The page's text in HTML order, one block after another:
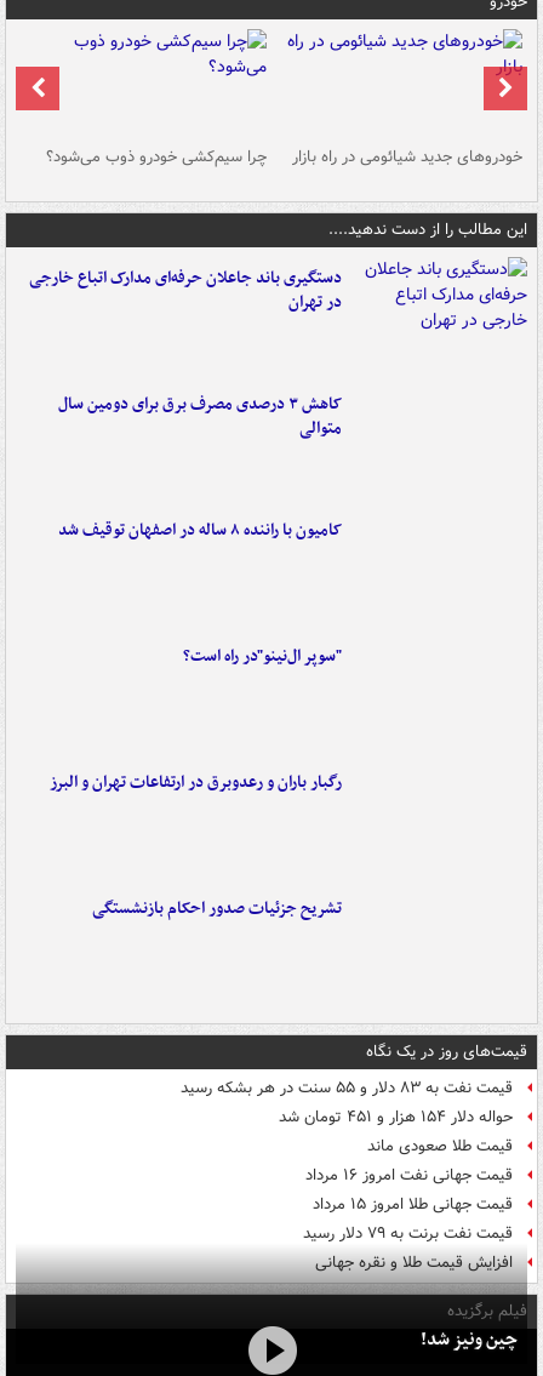
خودروهای جدید شیائومی در راه بازار چرا سیم‌کشی خودرو ذوب می‌شود؟
این مطالب را از دست ندهید....
دستگیری باند جاعلان حرفه‌ای مدارک اتباع خارجی
در تهران
کاهش ۳ درصدی مصرف برق برای دومین سال
متوالی
کامیون با راننده ۸ ساله در اصفهان توقیف شد
"سوپر ال‌نینو"در راه است؟
رگبار باران و رعدوبرق در ارتفاعات تهران و البرز
تشریح جزئیات صدور احکام بازنشستگی
قیمت‌های روز در یک نگاه
قیمت نفت به ۸۳ دلار و ۵۵ سنت در هر بشکه رسید
حواله دلار ۱۵۴ هزار و ۴۵۱ تومان شد
قیمت طلا صعودی ماند
قیمت جهانی نفت امروز ۱۶ مرداد
قیمت جهانی طلا امروز ۱۵ مرداد
قیمت نفت برنت به ۷۹ دلار رسید
افزایش قیمت طلا و نقره جهانی
فیلم برگزیده
چین ونیز شد!